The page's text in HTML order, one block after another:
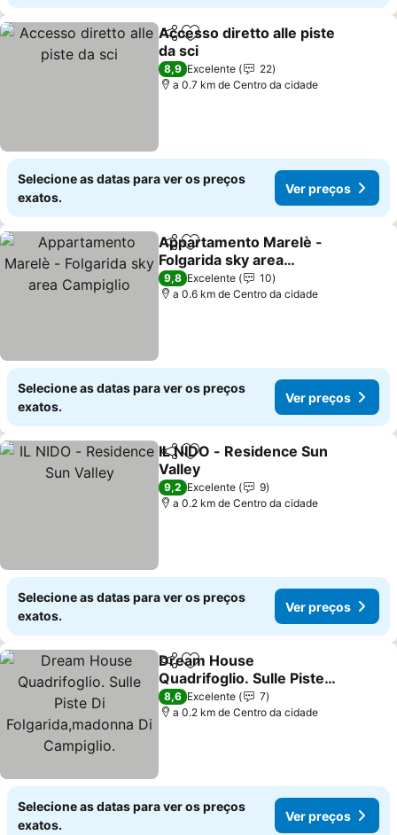
PartilharAdicionar aos favoritos
Accesso diretto alle piste
da sci
Ver preços
8,9 Excelente
22
a 0.7 km de Centro da cidade
Selecione as datas para ver os preços
exatos.
Ver preços
PartilharAdicionar aos favoritos
Appartamento Marelè -
Folgarida sky area
Campiglio
Ver preços
9,8 Excelente
10
a 0.6 km de Centro da cidade
Selecione as datas para ver os preços
exatos.
Ver preços
PartilharAdicionar aos favoritos
IL NIDO - Residence Sun
Valley
Ver preços
9,2 Excelente
9
a 0.2 km de Centro da cidade
Selecione as datas para ver os preços
exatos.
Ver preços
PartilharAdicionar aos favoritos
Dream House
Quadrifoglio. Sulle Piste
Di Folgarida,madonna Di
Campiglio.
Ver preços
8,6 Excelente
7
a 0.2 km de Centro da cidade
Selecione as datas para ver os preços
exatos.
Ver preços